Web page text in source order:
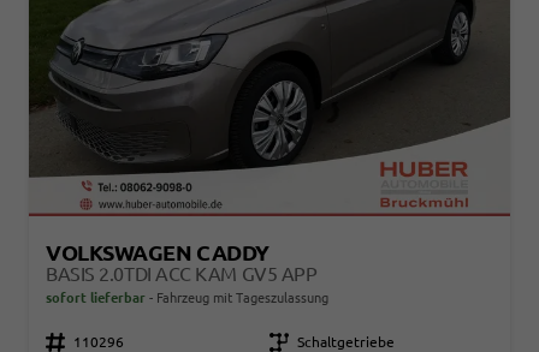
VOLKSWAGEN CADDY
BASIS 2.0TDI ACC KAM GV5 APP
sofort lieferbar Fahrzeug mit Tageszulassung
Fahrzeugnr. 110296 Getriebe Schaltgetriebe